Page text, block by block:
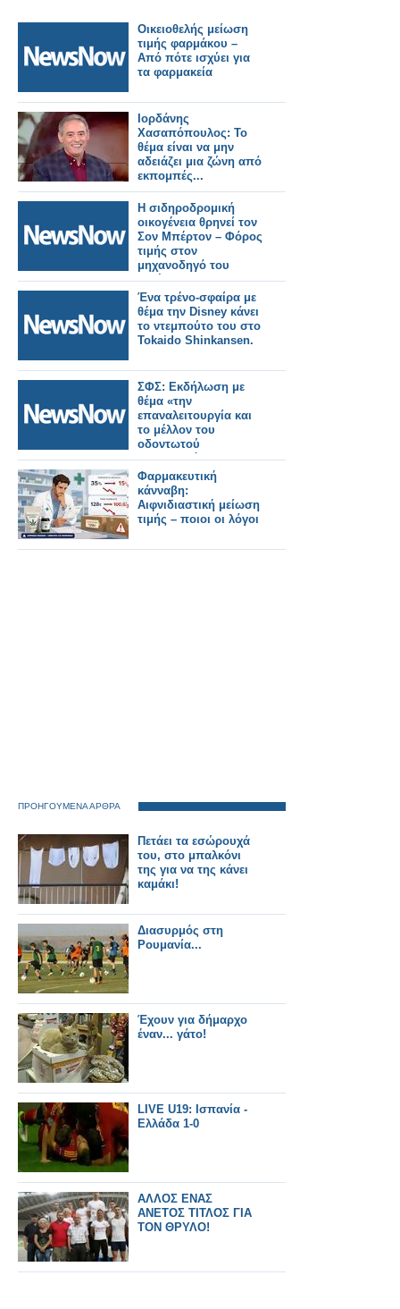
Οικειοθελής μείωση
τιμής φαρμάκου –
Από πότε ισχύει για
τα φαρμακεία
Ιορδάνης
Χασαπόπουλος: Το
θέμα είναι να μην
αδειάζει μια ζώνη από
εκπομπές...
Η σιδηροδρομική
οικογένεια θρηνεί τον
Σον Μπέρτον – Φόρος
τιμής στον
μηχανοδηγό του
Μπέντφορντ.
Ένα τρένο-σφαίρα με
θέμα την Disney κάνει
το ντεμπούτο του στο
Tokaido Shinkansen.
ΣΦΣ: Εκδήλωση με
θέμα «την
επαναλειτουργία και
το μέλλον του
οδοντωτού
σιδηροδρόμου,
Διακοπτού-
Καλαβρύτων».
Φαρμακευτική
κάνναβη:
Αιφνιδιαστική μείωση
τιμής – ποιοι οι λόγοι
ΠΡΟΗΓΟΥΜΕΝΑ ΑΡΘΡΑ
Πετάει τα εσώρουχά
του, στο μπαλκόνι
της για να της κάνει
καμάκι!
Διασυρμός στη
Ρουμανία...
Έχουν για δήμαρχο
έναν... γάτο!
LIVE U19: Ισπανία -
Ελλάδα 1-0
ΑΛΛΟΣ ΕΝΑΣ
ΑΝΕΤΟΣ ΤΙΤΛΟΣ ΓΙΑ
ΤΟΝ ΘΡΥΛΟ!